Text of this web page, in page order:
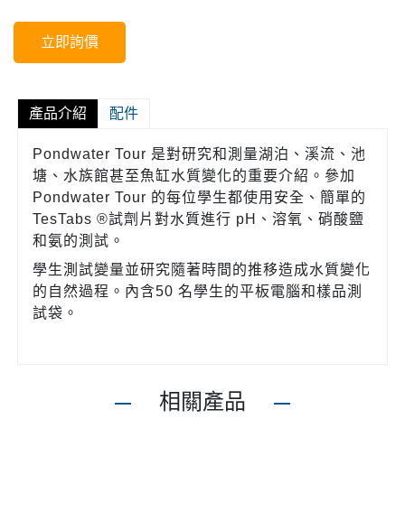
立即詢價
產品介紹 配件
Pondwater Tour 是對研究和測量湖泊、溪流、池
塘、水族館甚至魚缸水質變化的重要介紹。參加
Pondwater Tour 的每位學生都使用安全、簡單的
TesTabs ®試劑片對水質進行 pH、溶氧、硝酸鹽
和氨的測試。
學生測試變量並研究隨著時間的推移造成水質變化
的自然過程。內含50 名學生的平板電腦和樣品測
試袋。
相關產品